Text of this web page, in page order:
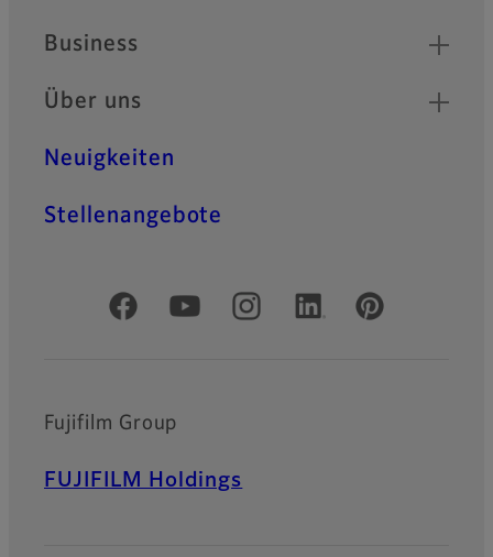
Business
Über uns
Neuigkeiten
Stellenangebote
Offizielle soziale Medien
Fujifilm Group
FUJIFILM Holdings